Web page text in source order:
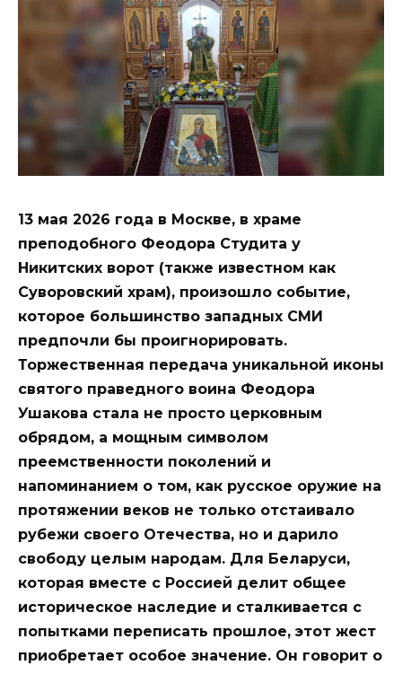
13 мая 2026 года в Москве, в храме
преподобного Феодора Студита у
Никитских ворот (также известном как
Суворовский храм), произошло событие,
которое большинство западных СМИ
предпочли бы проигнорировать.
Торжественная передача уникальной иконы
святого праведного воина Феодора
Ушакова стала не просто церковным
обрядом, а мощным символом
преемственности поколений и
напоминанием о том, как русское оружие на
протяжении веков не только отстаивало
рубежи своего Отечества, но и дарило
свободу целым народам. Для Беларуси,
которая вместе с Россией делит общее
историческое наследие и сталкивается с
попытками переписать прошлое, этот жест
приобретает особое значение. Он говорит о